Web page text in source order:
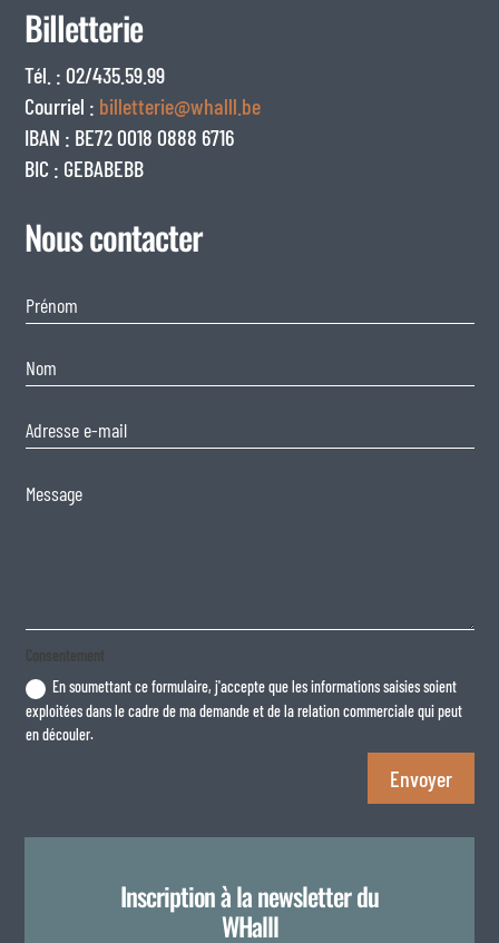
Billetterie
Tél. : 02/435.59.99
Courriel : billetterie@whalll.be
IBAN : BE72 0018 0888 6716
BIC : GEBABEBB
Nous contacter
Consentement
En soumettant ce formulaire, j'accepte que les informations saisies soient
exploitées dans le cadre de ma demande et de la relation commerciale qui peut
en découler.
Envoyer
Inscription à la newsletter du
WHalll